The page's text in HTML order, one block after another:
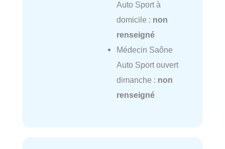
Auto Sport à
domicile : non
renseigné
Médecin Saône
Auto Sport ouvert
dimanche : non
renseigné